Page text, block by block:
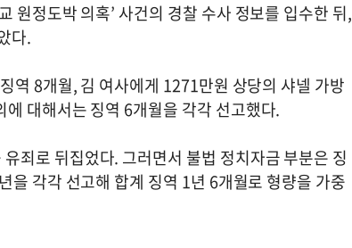
원정도박 의혹’ 사건의 경찰 수사 정보를 입수한 뒤,
다.
역 8개월, 김 여사에게 1271만원 상당의 샤넬 가방
대해서는 징역 6개월을 각각 선고했다.
죄로 뒤집었다. 그러면서 불법 정치자금 부분은 징
을 각각 선고해 합계 징역 1년 6개월로 형량을 가중